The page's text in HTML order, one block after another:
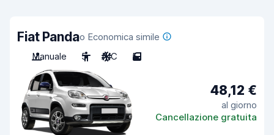
Fiat Pandao Economica simile
Manuale
5 A/C 5
48,12 €
al giorno
Cancellazione gratuita